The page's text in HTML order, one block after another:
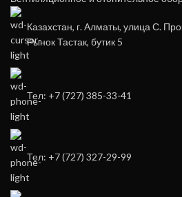
Казахстан, г. Алматы, улица С.
Рынок Тастак, бутик 5
Тел: +7 (727) 385-33-41
Тел: +7 (727) 327-29-99